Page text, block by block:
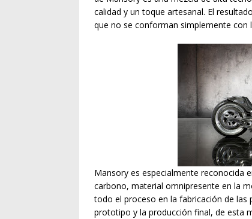
calidad y un toque artesanal. El
que no se conforman simplemente con
Mansory es especialmente reconocida
carbono, material omnipresente en la
todo el proceso en la fabricación de las
prototipo y la producción final, de esta